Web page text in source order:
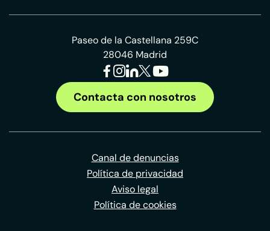
Paseo de la Castellana 259C
28046 Madrid
Contacta con nosotros
Canal de denuncias
Política de privacidad
Aviso legal
Política de cookies